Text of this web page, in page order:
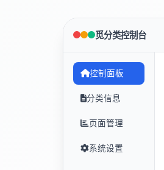
觅分类控制台
控制面板
分类信息
页面管理
系统设置